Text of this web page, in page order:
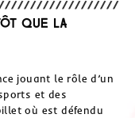
que la
jouant le rôle d’un
et des
où est défendu